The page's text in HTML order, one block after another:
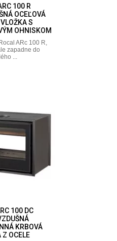
100 R
OCEĽOVÁ
S
OHNISKOM
ARc 100 R,
zapadne do
...
100 DC
KRBOVÁ
Z OCELE